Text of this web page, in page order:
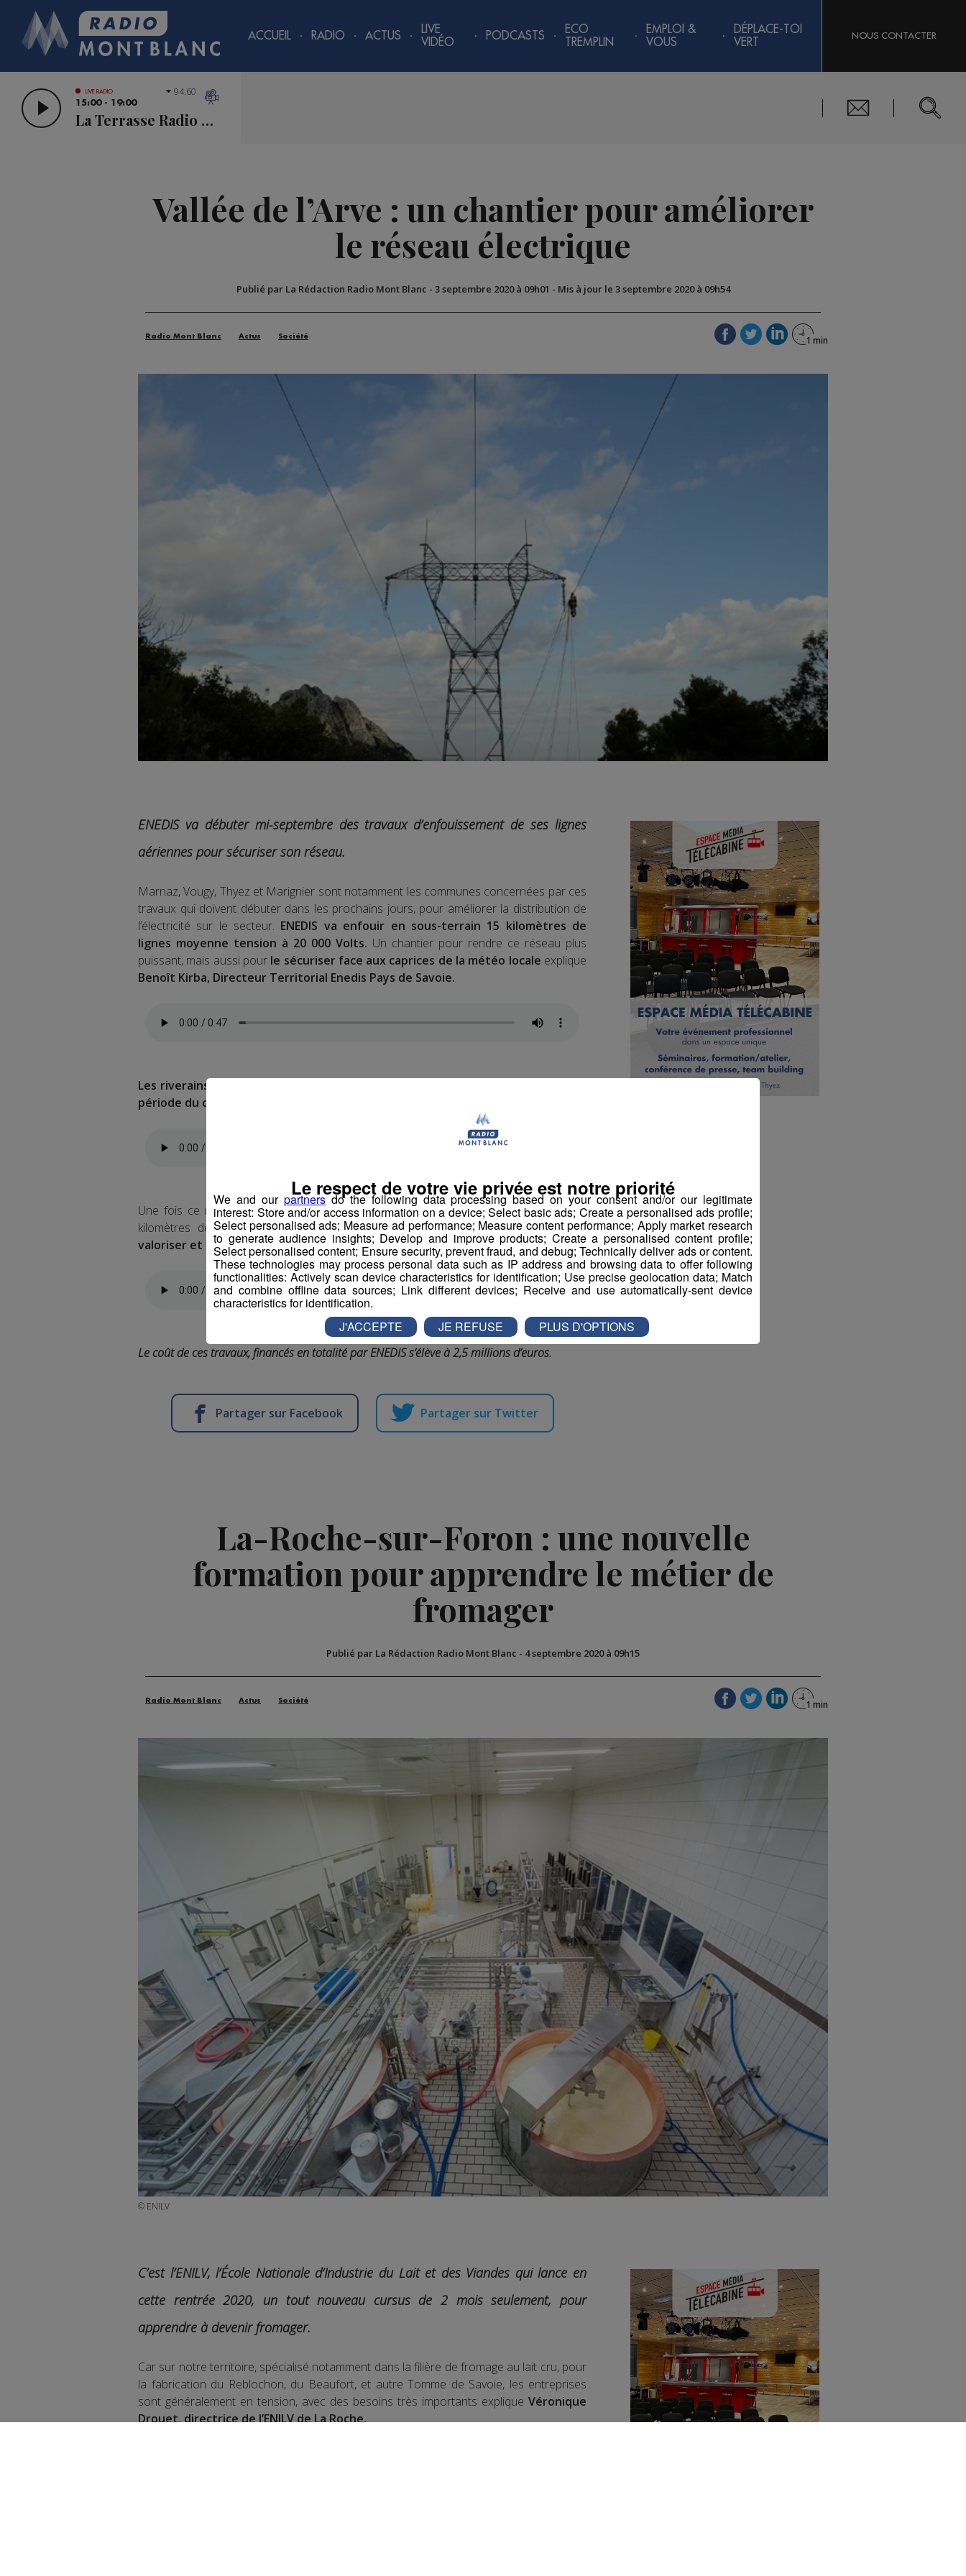
ACCUEIL RADIO ACTUS
LIVE
VIDÉO
PODCASTS
ECO
TREMPLIN
EMPLOI &
VOUS
DÉPLACE-TOI
VERT
NOUS CONTACTER
LIVE RADIO
15:00 - 19:00
La Terrasse Radio Mont Blanc
94.60
Vallée de l’Arve : un chantier pour améliorer
le réseau électrique
Publié par La Rédaction Radio Mont Blanc - 3 septembre 2020 à 09h01 - Mis à jour le 3 septembre 2020 à 09h54
Radio Mont Blanc Actus Société
ENEDIS va débuter mi-septembre des travaux d’enfouissement de ses lignes
aériennes pour sécuriser son réseau.
Marnaz, Vougy, Thyez et Marignier sont notamment les communes concernées par ces
travaux qui doivent débuter dans les prochains jours, pour améliorer la distribution de
l’électricité sur le secteur. ENEDIS va enfouir en sous-terrain 15 kilomètres de
lignes moyenne tension à 20 000 Volts. Un chantier pour rendre ce réseau plus
puissant, mais aussi pour le sécuriser face aux caprices de la météo locale explique
Benoît Kirba, Directeur Territorial Enedis Pays de Savoie.
Les riverains doivent donc se préparer à des coupures de circulation durant la
période du chantier
Une fois ce nouveau réseau installé d’ici la fin de l’année, c’est le démontage des 5
kilomètres de lignes aériennes qui devra être effectué, avecune mission pour
valoriser et recycler les précédents matériaux.
Le coût de ces travaux, financés en totalité par ENEDIS s’élève à 2,5 millions d’euros.
Partager sur Facebook Partager sur Twitter
La-Roche-sur-Foron : une nouvelle
formation pour apprendre le métier de
fromager
Publié par La Rédaction Radio Mont Blanc - 4 septembre 2020 à 09h15
Radio Mont Blanc Actus Société
© ENILV
C’est l’ENILV, l’École Nationale d’Industrie du Lait et des Viandes qui lance en
cette rentrée 2020, un tout nouveau cursus de 2 mois seulement, pour
apprendre à devenir fromager.
Car sur notre territoire, spécialisé notamment dans la filière de fromage au lait cru, pour
la fabrication du Reblochon, du Beaufort, et autre Tomme de Savoie, les entreprises
sont généralement en tension, avec des besoins très importants explique Véronique
Drouet, directrice de l’ENILV de La Roche.
We and our partnersdo the following data processing based on your consent and/or our legitimate
interest: Store and/or access information on a device; Select basic ads; Create a personalised ads profile;
Select personalised ads; Measure ad performance; Measure content performance; Apply market research
to generate audience insights; Develop and improve products; Create a personalised content profile;
Select personalised content; Ensure security, prevent fraud, and debug; Technically deliver ads or content.
These technologies may process personal data such as IP address and browsing data to offer following
functionalities: Actively scan device characteristics for identification; Use precise geolocation data; Match
and combine offline data sources; Link different devices; Receive and use automatically-sent device
characteristics for identification.
Le respect de votre vie privée est notre priorité
J'ACCEPTE JE REFUSE PLUS D'OPTIONS